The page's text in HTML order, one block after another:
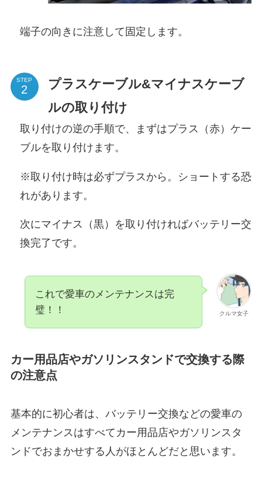
端子の向きに注意して固定します。
STEP
プラスケーブル&マイナスケーブ
ルの取り付け
取り付けの逆の手順で、まずはプラス（赤）ケー
ブルを取り付けます。
※取り付け時は必ずプラスから。ショートする恐
れがあります。
次にマイナス（黒）を取り付ければバッテリー交
換完了です。
クルマ女子
これで愛車のメンテナンスは完
璧！！
カー用品店やガソリンスタンドで交換する際
の注意点
基本的に初心者は、バッテリー交換などの愛車の
メンテナンスはすべてカー用品店やガソリンスタ
ンドでおまかせする人がほとんどだと思います。